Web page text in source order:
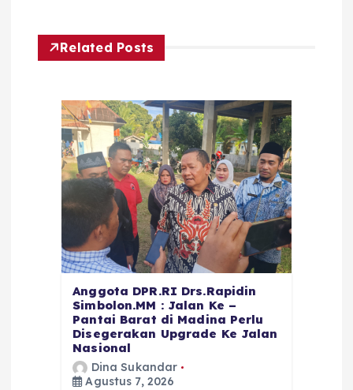
Related Posts
Anggota DPR.RI Drs.Rapidin
Simbolon.MM : Jalan Ke –
Pantai Barat di Madina Perlu
Disegerakan Upgrade Ke Jalan
Nasional
Dina Sukandar
Agustus 7, 2026